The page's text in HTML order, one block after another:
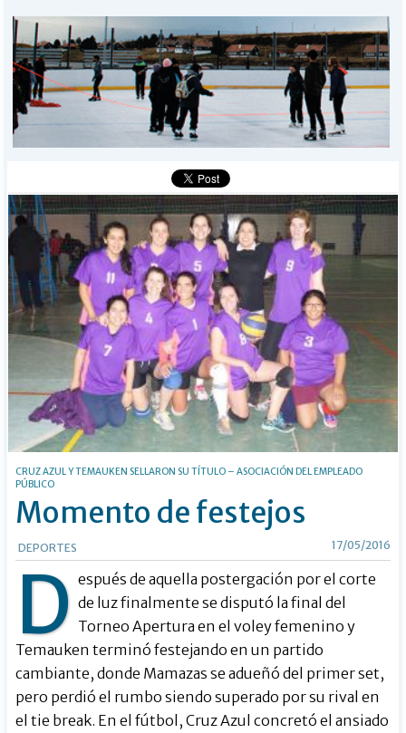
DEPORTES
POLICIALES
I-DIARIO
MÁS
BÚSQUEDA
CRUZ AZUL Y TEMAUKEN SELLARON SU TÍTULO – ASOCIACIÓN DEL EMPLEADO
PÚBLICO
Momento de festejos
DEPORTES 17/05/2016
D espués de aquella postergación por el corte
de luz finalmente se disputó la final del
Torneo Apertura en el voley femenino y
Temauken terminó festejando en un partido
cambiante, donde Mamazas se adueñó del primer set,
pero perdió el rumbo siendo superado por su rival en
el tie break. En el fútbol, Cruz Azul concretó el ansiado